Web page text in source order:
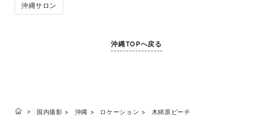
沖縄サロン
沖縄TOPへ戻る
国内撮影 沖縄 ロケーション 木綿原ビーチ